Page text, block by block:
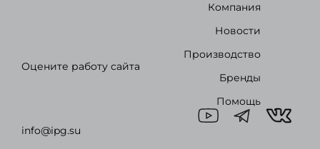
info@ipg.su
Оцените работу сайта
Компания
Новости
Производство
Бренды
Помощь